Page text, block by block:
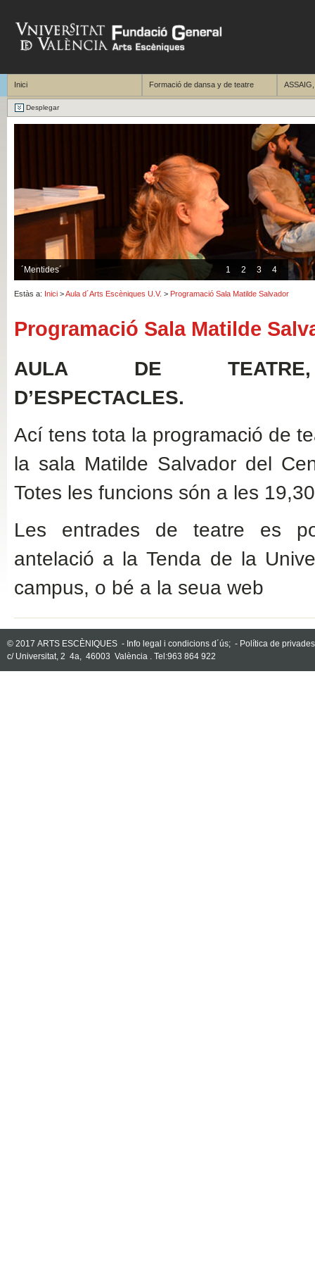
Inici Formació de dansa y de teatre
Desplegar
´Mentides´ 1 2 3 4
Estàs a: Inici >Aula d´Arts Escèniques U.V. > Programació Sala Matilde Salvador
Programació Sala Matilde
AULA DE TEATRE,
D’ESPECTACLES.
Ací tens tota la programació de
la sala Matilde Salvador del
Totes les funcions són a les 19,30
Les entrades de teatre es
antelació a la Tenda de la
campus, o bé a la seua web
© 2017 ARTS ESCÈNIQUES - Info legal i condicions d´ús; - Política de
c/ Universitat, 2  4a, 46003 València . Tel:963 864 922